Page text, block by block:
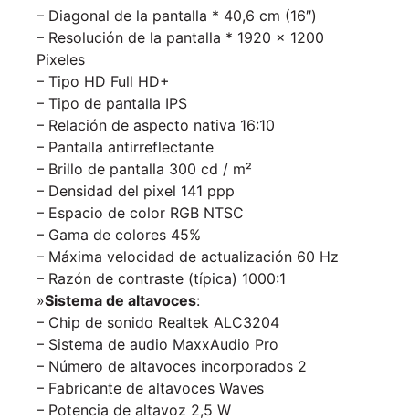
– Diagonal de la pantalla * 40,6 cm (16″)
– Resolución de la pantalla * 1920 x 1200
Pixeles
– Tipo HD Full HD+
– Tipo de pantalla IPS
– Relación de aspecto nativa 16:10
– Pantalla antirreflectante
– Brillo de pantalla 300 cd / m²
– Densidad del pixel 141 ppp
– Espacio de color RGB NTSC
– Gama de colores 45%
– Máxima velocidad de actualización 60 Hz
– Razón de contraste (típica) 1000:1
»Sistema de altavoces:
– Chip de sonido Realtek ALC3204
– Sistema de audio MaxxAudio Pro
– Número de altavoces incorporados 2
– Fabricante de altavoces Waves
– Potencia de altavoz 2,5 W